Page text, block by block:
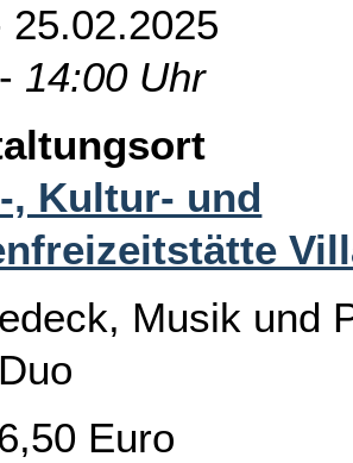
25.02.2025
14:00 Uhr
, Kultur- und
Euro